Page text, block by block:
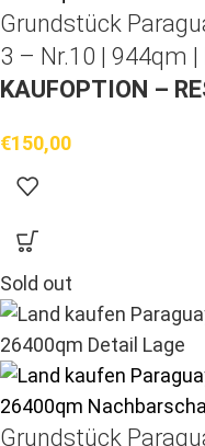
Grundstück
3 – Nr.10 | 944qm |
KAUFOPTION –
€150,00
Sold out
Grundstück